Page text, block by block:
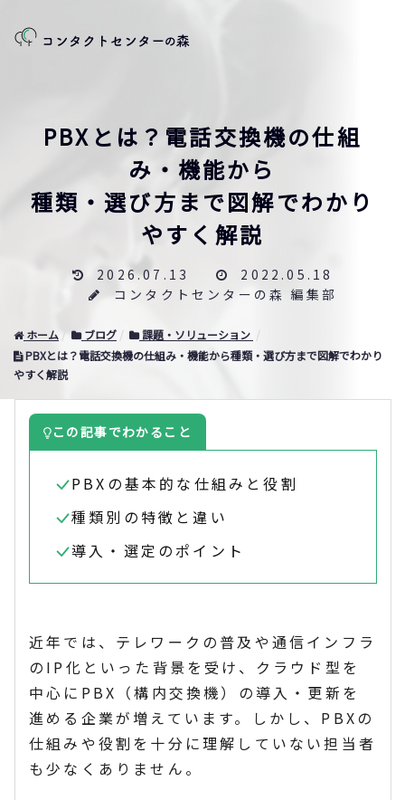
PBXとは？電話交換機の仕組
み・機能から
種類・選び方まで図解でわかり
やすく解説
2026.07.13
2022.05.18
コンタクトセンターの森 編集部
ホーム ブログ
課題・ソリューション
PBXとは？電話交換機の仕組み・機能から種類・選び方まで図解でわかり
やすく解説
この記事でわかること
PBXの基本的な仕組みと役割
種類別の特徴と違い
導入・選定のポイント
近年では、テレワークの普及や通信インフラ
のIP化といった背景を受け、クラウド型を
中心にPBX（構内交換機）の導入・更新を
進める企業が増えています。しかし、PBXの
仕組みや役割を十分に理解していない担当者
も少なくありません。